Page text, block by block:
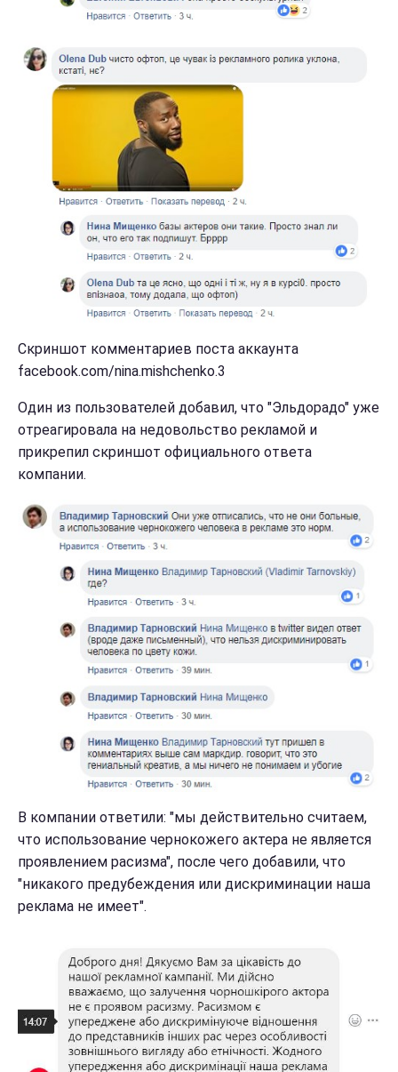
Скриншот комментариев поста аккаунта
facebook.com/nina.mishchenko.3
Один из пользователей добавил, что "Эльдорадо" уже
отреагировала на недовольство рекламой и
прикрепил скриншот официального ответа
компании.
В компании ответили: "мы действительно считаем,
что использование чернокожего актера не является
проявлением расизма", после чего добавили, что
"никакого предубеждения или дискриминации наша
реклама не имеет".